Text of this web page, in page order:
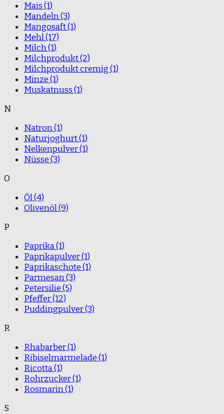
Mais(1)
Mandeln(3)
Mangosaft(1)
Mehl(17)
Milch(1)
Milchprodukt(2)
Milchprodukt cremig(1)
Minze(1)
Muskatnuss(1)
N
Natron(1)
Naturjoghurt(1)
Nelkenpulver(1)
Nüsse(3)
O
Öl(4)
Olivenöl(9)
P
Paprika(1)
Paprikapulver(1)
Paprikaschote(1)
Parmesan(3)
Petersilie(5)
Pfeffer(12)
Puddingpulver(3)
R
Rhabarber(1)
Ribiselmarmelade(1)
Ricotta(1)
Rohrzucker(1)
Rosmarin(1)
S